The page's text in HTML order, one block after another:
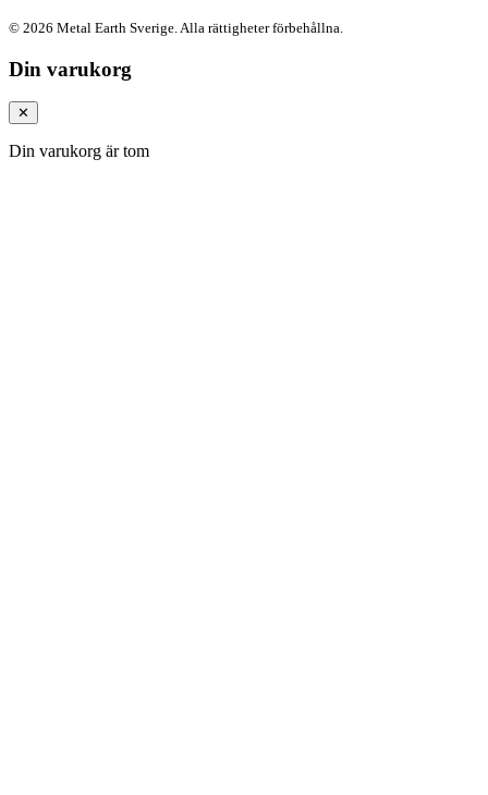
© 2026 Metal Earth Sverige. Alla rättigheter förbehållna.
Din varukorg
✕
Din varukorg är tom